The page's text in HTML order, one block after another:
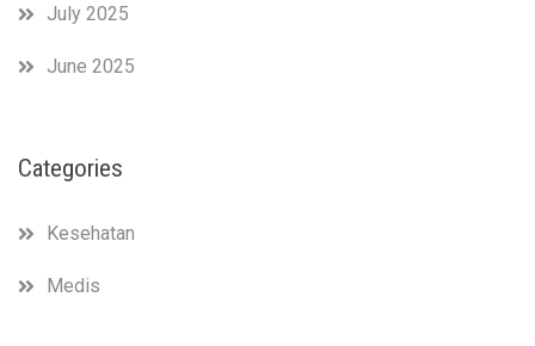
July 2025
June 2025
Categories
Kesehatan
Medis